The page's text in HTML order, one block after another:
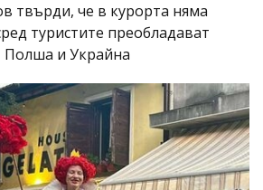
твърди, че в курорта няма
туристите преобладават
Полша и Украйна